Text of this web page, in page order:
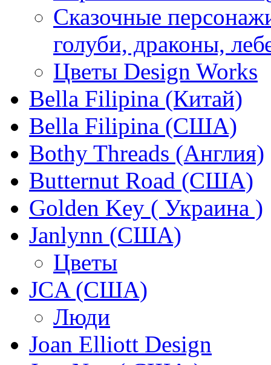
Сказочные
голуби, драконы,
Цветы Design Works
Bella Filipina (Китай)
Bella Filipina (США)
Bothy Threads (Англия)
Butternut Road (США)
Golden Key ( Украина )
Janlynn (США)
Цветы
JCA (США)
Люди
Joan Elliott Design